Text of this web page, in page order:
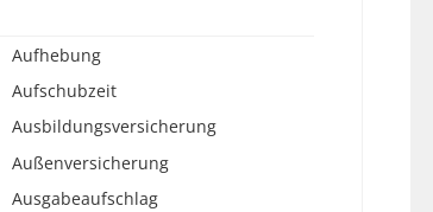
Aufhebung
Aufschubzeit
Ausbildungsversicherung
Außenversicherung
Ausgabeaufschlag